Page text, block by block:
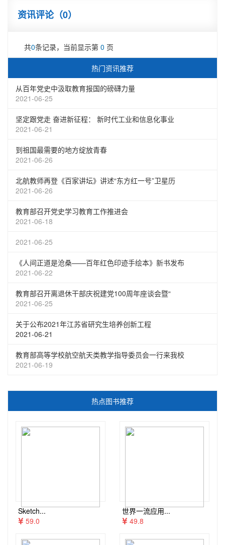
资讯评论（0）
共0条记录，当前显示第 0 页
热门资讯推荐
从百年党史中汲取教育报国的磅礴力量
2021-06-25
坚定跟党走 奋进新征程： 新时代工业和信息化事业
2021-06-21
到祖国最需要的地方绽放青春
2021-06-26
北航教师再登《百家讲坛》讲述“东方红一号”卫星历
2021-06-26
教育部召开党史学习教育工作推进会
2021-06-18
2021-06-25
《人间正道是沧桑——百年红色印迹手绘本》新书发布
2021-06-22
教育部召开离退休干部庆祝建党100周年座谈会暨“
2021-06-25
关于公布2021年江苏省研究生培养创新工程
2021-06-21
教育部高等学校航空航天类教学指导委员会一行来我校
2021-06-19
热点图书推荐
Sketch...
59.0
世界一流应用...
49.8